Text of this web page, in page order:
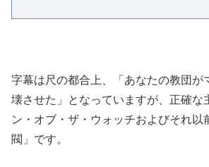
字幕は尺の都合上、「あなたの教団が
壊させた」となっていますが、正確な
ン・オブ・ザ・ウォッチおよびそれ以
閥」です。